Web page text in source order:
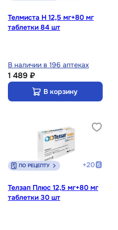
Телмиста Н 12,5 мг+80 мг
таблетки 84 шт
В наличии в 196 аптеках
1 489 ₽
В корзину
ПО РЕЦЕПТУ +20
Телзап Плюс 12,5 мг+80 мг
таблетки 30 шт